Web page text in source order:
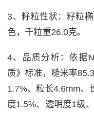
3、籽粒性状：籽粒
色，千粒重26.0克。
4、品质分析：依据
质》标准，糙米率
1.7%、粒长4.6mm、
度1.5%、透明度1级